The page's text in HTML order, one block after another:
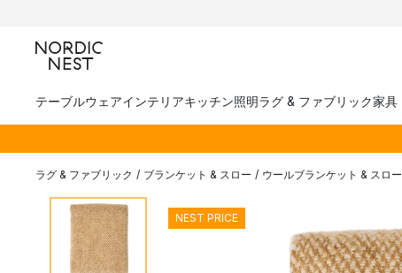
テーブルウェアインテリアキッチン照明ラグ & ファブリック家具
ラグ & ファブリック / ブランケット & スロー / ウールブランケット & スロー
NEST PRICE